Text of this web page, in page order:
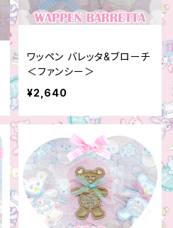
ワッペン バレッタ&ブローチ
＜ファンシー＞
¥2,640